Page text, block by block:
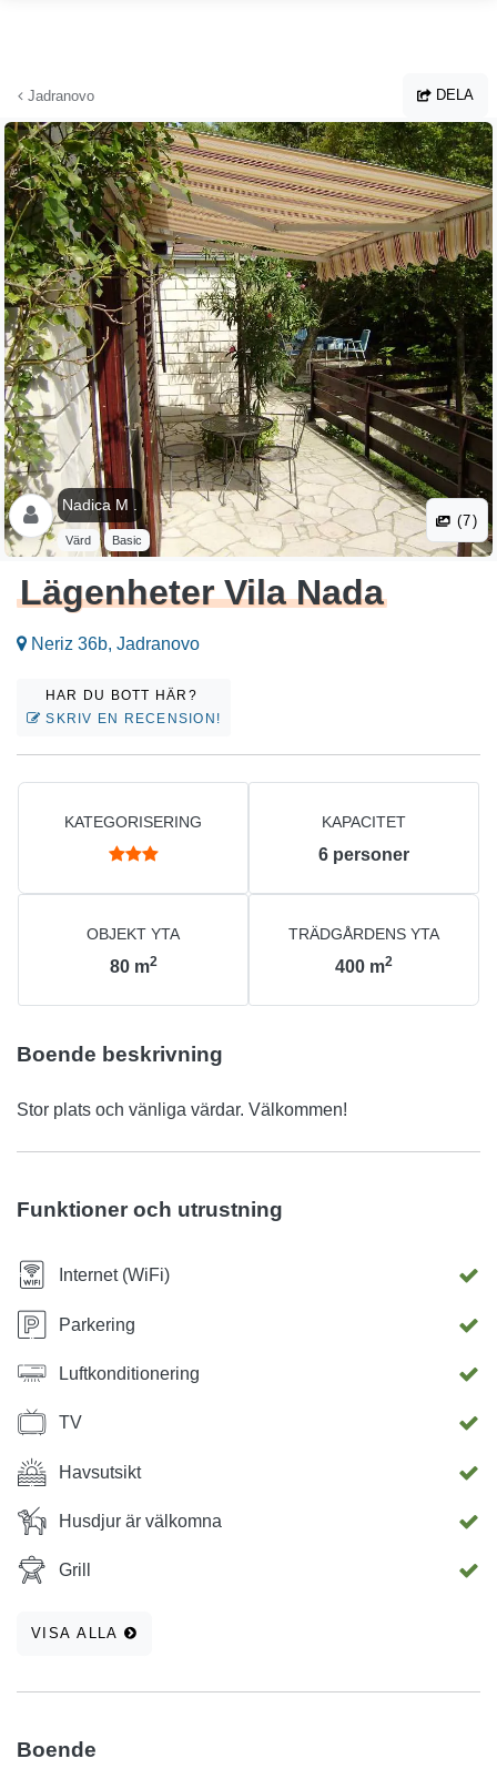
Jadranovo DELA
Nadica M .
Värd Basic
(7)
Lägenheter Vila Nada
Neriz 36b, Jadranovo
HAR DU BOTT HÄR?
SKRIV EN RECENSION!
KATEGORISERING KAPACITET
6 personer
OBJEKT YTA
80 m2
TRÄDGÅRDENS YTA
400 m2
Boende beskrivning
Stor plats och vänliga värdar. Välkommen!
Funktioner och utrustning
Internet (WiFi)
Parkering
Luftkonditionering
TV
Havsutsikt
Husdjur är välkomna
Grill
VISA ALLA
Boende